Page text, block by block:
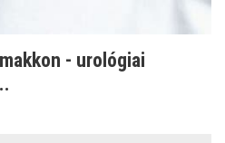
- urológiai